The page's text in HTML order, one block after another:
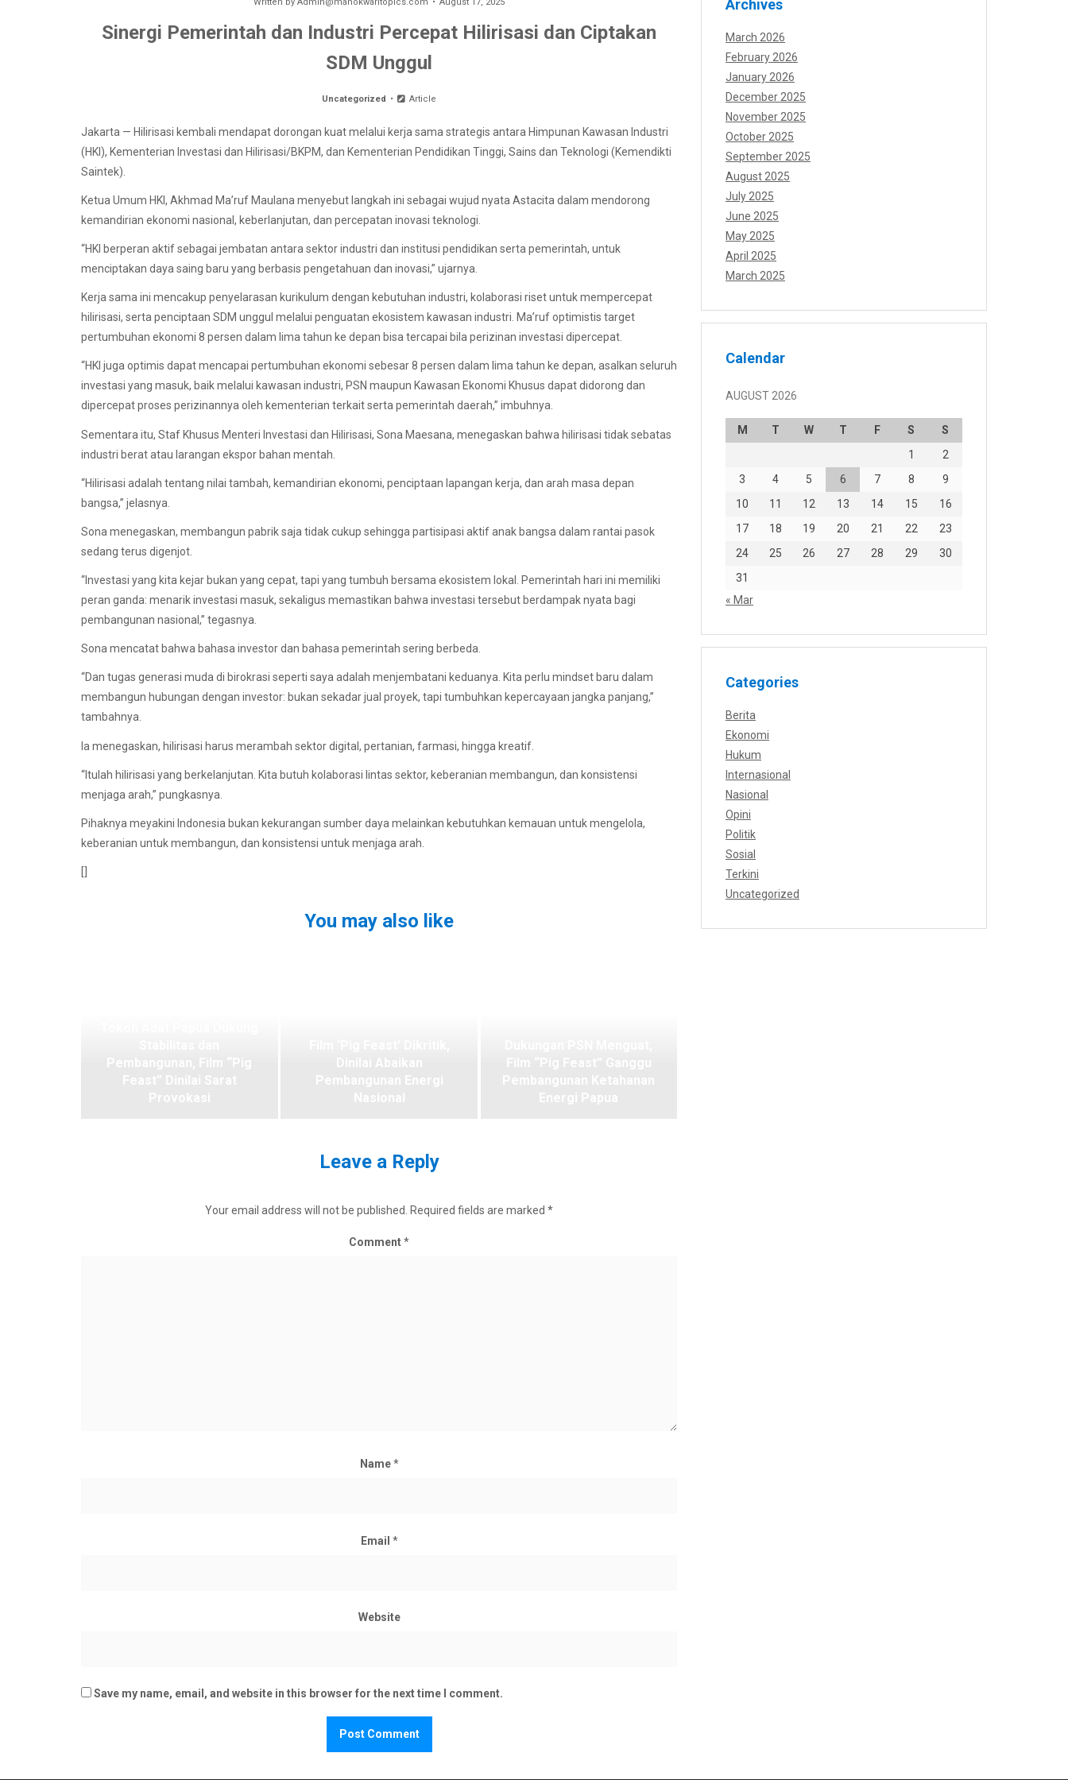
Sinergi Pemerintah dan Industri Percepat Hilirisasi dan Ciptakan
SDM Unggul
Uncategorized Article
Jakarta — Hilirisasi kembali mendapat dorongan kuat melalui kerja sama strategis antara Himpunan Kawasan Industri
(HKI), Kementerian Investasi dan Hilirisasi/BKPM, dan Kementerian Pendidikan Tinggi, Sains dan Teknologi (Kemendikti
Saintek).
Ketua Umum HKI, Akhmad Ma’ruf Maulana menyebut langkah ini sebagai wujud nyata Astacita dalam mendorong
kemandirian ekonomi nasional, keberlanjutan, dan percepatan inovasi teknologi.
“HKI berperan aktif sebagai jembatan antara sektor industri dan institusi pendidikan serta pemerintah, untuk
menciptakan daya saing baru yang berbasis pengetahuan dan inovasi,” ujarnya.
Kerja sama ini mencakup penyelarasan kurikulum dengan kebutuhan industri, kolaborasi riset untuk mempercepat
hilirisasi, serta penciptaan SDM unggul melalui penguatan ekosistem kawasan industri. Ma’ruf optimistis target
pertumbuhan ekonomi 8 persen dalam lima tahun ke depan bisa tercapai bila perizinan investasi dipercepat.
“HKI juga optimis dapat mencapai pertumbuhan ekonomi sebesar 8 persen dalam lima tahun ke depan, asalkan seluruh
investasi yang masuk, baik melalui kawasan industri, PSN maupun Kawasan Ekonomi Khusus dapat didorong dan
dipercepat proses perizinannya oleh kementerian terkait serta pemerintah daerah,” imbuhnya.
Sementara itu, Staf Khusus Menteri Investasi dan Hilirisasi, Sona Maesana, menegaskan bahwa hilirisasi tidak sebatas
industri berat atau larangan ekspor bahan mentah.
“Hilirisasi adalah tentang nilai tambah, kemandirian ekonomi, penciptaan lapangan kerja, dan arah masa depan
bangsa,” jelasnya.
Sona menegaskan, membangun pabrik saja tidak cukup sehingga partisipasi aktif anak bangsa dalam rantai pasok
sedang terus digenjot.
“Investasi yang kita kejar bukan yang cepat, tapi yang tumbuh bersama ekosistem lokal. Pemerintah hari ini memiliki
peran ganda: menarik investasi masuk, sekaligus memastikan bahwa investasi tersebut berdampak nyata bagi
pembangunan nasional,” tegasnya.
Sona mencatat bahwa bahasa investor dan bahasa pemerintah sering berbeda.
“Dan tugas generasi muda di birokrasi seperti saya adalah menjembatani keduanya. Kita perlu mindset baru dalam
membangun hubungan dengan investor: bukan sekadar jual proyek, tapi tumbuhkan kepercayaan jangka panjang,”
tambahnya.
Ia menegaskan, hilirisasi harus merambah sektor digital, pertanian, farmasi, hingga kreatif.
“Itulah hilirisasi yang berkelanjutan. Kita butuh kolaborasi lintas sektor, keberanian membangun, dan konsistensi
menjaga arah,” pungkasnya.
Pihaknya meyakini Indonesia bukan kekurangan sumber daya melainkan kebutuhkan kemauan untuk mengelola,
keberanian untuk membangun, dan konsistensi untuk menjaga arah.
You may also like
Leave a Reply
Your email address will not be published. Required fields are marked *
Comment*
Name*
Email *
Website
Save my name, email, and website in this browser for the next time I comment.
Archives
March 2026
February 2026
January 2026
December 2025
November 2025
October 2025
September 2025
August 2025
July 2025
June 2025
May 2025
April 2025
March 2025
Calendar
AUGUST 2026
M T W T F S
S
1
2
3
4 5 6 7 8
9
10
11 12 13 14 15
16
17
18 19 20 21 22
23
24
25 26 27 28 29
30
31
« Mar
Categories
Berita
Ekonomi
Hukum
Internasional
Nasional
Opini
Politik
Sosial
Terkini
Uncategorized